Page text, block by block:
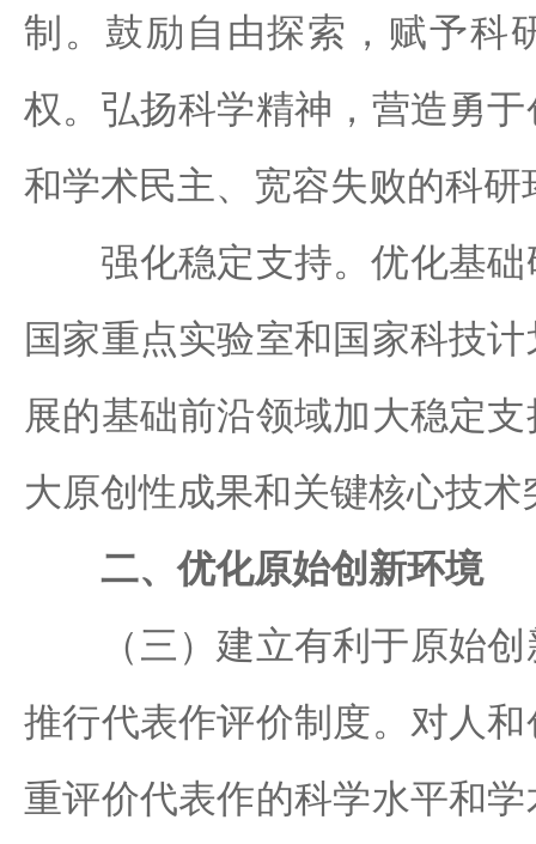
制。鼓励自由探索，赋予科
权。弘扬科学精神，营造勇
和学术民主、宽容失败的科研
强化稳定支持。优化基础
国家重点实验室和国家科技
展的基础前沿领域加大稳定
大原创性成果和关键核心技术
二、优化原始创新环境
（三）建立有利于原始创
推行代表作评价制度。对人
重评价代表作的科学水平和